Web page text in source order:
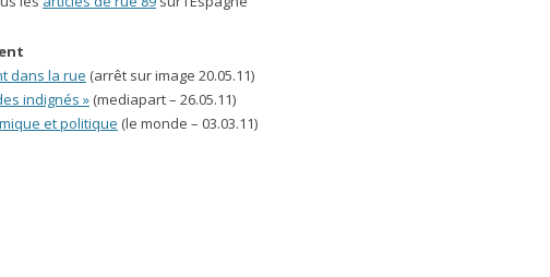
dans la rue (arrêt sur image 20.05.11)
indignés » (mediapart – 26.05.11)
et politique (le monde – 03.03.11)